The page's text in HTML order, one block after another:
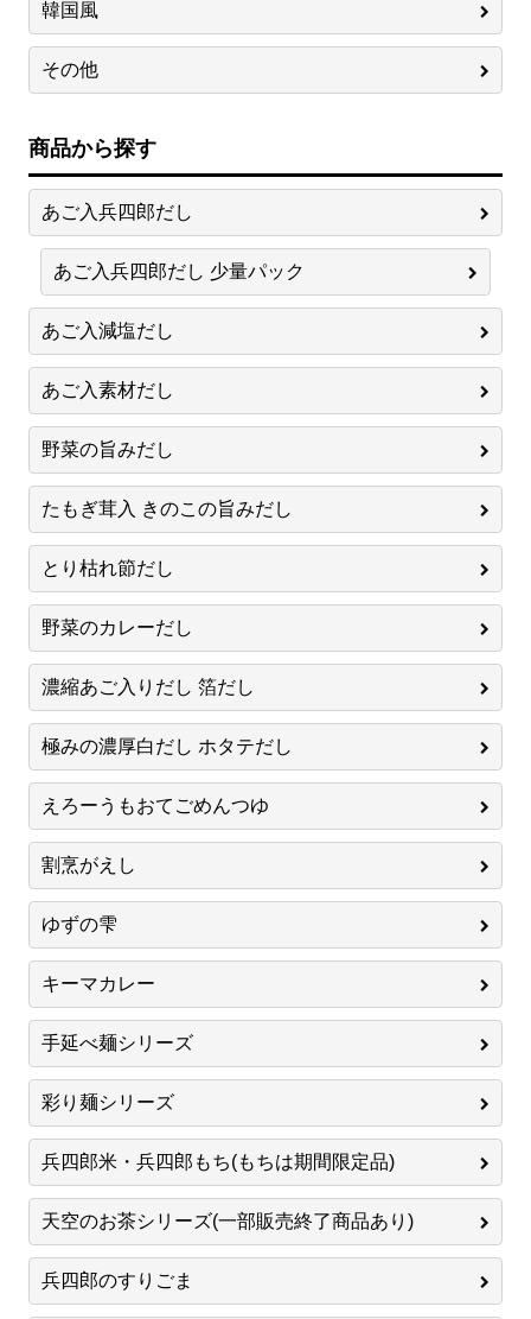
韓国風
その他
商品から探す
あご入兵四郎だし
あご入兵四郎だし 少量パック
あご入減塩だし
あご入素材だし
野菜の旨みだし
たもぎ茸入 きのこの旨みだし
とり枯れ節だし
野菜のカレーだし
濃縮あご入りだし 箔だし
極みの濃厚白だし ホタテだし
えろーうもおてごめんつゆ
割烹がえし
ゆずの雫
キーマカレー
手延べ麺シリーズ
彩り麺シリーズ
兵四郎米・兵四郎もち(もちは期間限定品)
天空のお茶シリーズ(一部販売終了商品あり)
兵四郎のすりごま